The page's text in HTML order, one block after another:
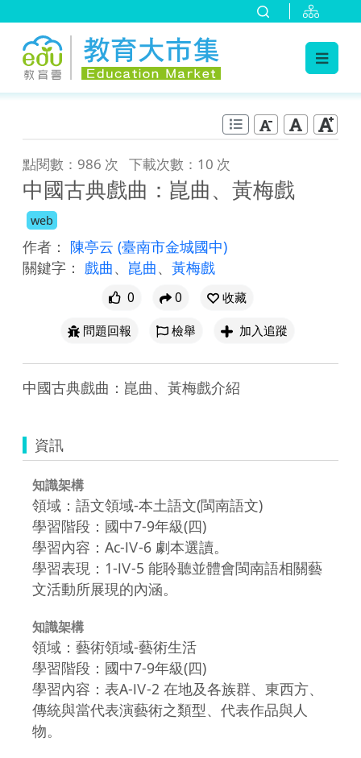
點閱數：986 次 下載次數：10 次
中國古典戲曲：崑曲、黃梅戲
web
作者： 陳亭云 (臺南市金城國中)
關鍵字： 戲曲、 崑曲、 黃梅戲
0 0
收藏
問題回報
檢舉 加入追蹤
中國古典戲曲：崑曲、黃梅戲介紹
資訊
知識架構
領域：語文領域-本土語文(閩南語文)
學習階段：國中7-9年級(四)
學習內容：Ac-Ⅳ-6 劇本選讀。
學習表現：1-Ⅳ-5 能聆聽並體會閩南語相關藝
文活動所展現的內涵。
知識架構
領域：藝術領域-藝術生活
學習階段：國中7-9年級(四)
學習內容：表A-Ⅳ-2 在地及各族群、東西方、
傳統與當代表演藝術之類型、代表作品與人
物。